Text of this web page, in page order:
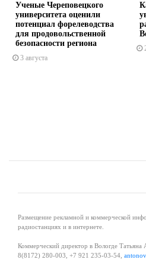
Ученые Череповецкого
университета оценили
потенциал форелеводства
для продовольственной
безопасности региона
3 августа
Размещение рекламной и коммерческой
радиостанциях и в интернете.
Коммерческий директор в Вологде Татьяна
8(8172) 280-003, +7 921 235-03-54,